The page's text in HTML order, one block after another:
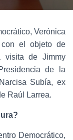
Verónica
el objeto de
visita de Jimmy
de la
Subía, ex
Raúl Larrea.
Democrático,